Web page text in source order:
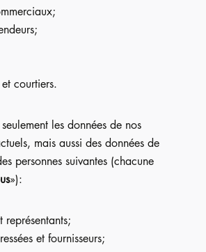
courtiers.
les données de nos
mais aussi des données de
personnes suivantes (chacune
»):
représentants;
et fournisseurs;